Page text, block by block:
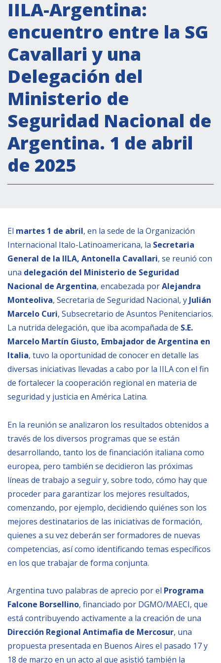
Secretaría Cultural
Secretaría Socioeconómica
Secretaría Técnico-científica
Forum Pymes
Conferencia Italia- América Latina y el Caribe
Red para la promoción de la igualdad de
género
Becas
Partnership
Empoderamiento socio-económico
Justicia y Seguridad
EUROsociAL
EL PAcCTO
EUROFRONT
COPOLAD III
AL-INVEST Verde
MEDIOS
Fotos
Audios
Biblioteca
Publicaciones
OPORTUNIDADES
Convocatorias
Becas
Alta Formación
Para las empresas
Registro de proveedores
Contratos/Acuerdos/Grant
IILA-Argentina:
encuentro entre la SG
Cavallari y una
Delegación del
Ministerio de
Seguridad Nacional de
Argentina. 1 de abril
de 2025
El martes 1 de abril, en la sede de la Organización
Internacional Italo-Latinoamericana, la Secretaria
General de la IILA, Antonella Cavallari, se reunió con
una delegación del Ministerio de Seguridad
Nacional de Argentina, encabezada porAlejandra
Monteoliva, Secretaria de Seguridad Nacional, y Julián
Marcelo Curi, Subsecretario de Asuntos Penitenciarios.
La nutrida delegación, que iba acompañada de S.E.
Marcelo Martín Giusto, Embajador de Argentina en
Italia, tuvo la oportunidad de conocer en detalle las
diversas iniciativas llevadas a cabo por la IILA con el fin
de fortalecer la cooperación regional en materia de
seguridad y justicia en América Latina.
En la reunión se analizaron los resultados obtenidos a
través de los diversos programas que se están
desarrollando, tanto los de financiación italiana como
europea, pero también se decidieron las próximas
líneas de trabajo a seguir y, sobre todo, cómo hay que
proceder para garantizar los mejores resultados,
comenzando, por ejemplo, decidiendo quiénes son los
mejores destinatarios de las iniciativas de formación,
quienes a su vez deberán ser formadores de nuevas
competencias, así como identificando temas específicos
en los que trabajar de forma conjunta.
Argentina tuvo palabras de aprecio por el Programa
Falcone Borsellino, financiado por DGMO/MAECI, que
está contribuyendo activamente a la creación de una
Dirección Regional Antimafia de Mercosur, una
propuesta presentada en Buenos Aires el pasado 17 y
18 de marzo en un acto al que asistió también la